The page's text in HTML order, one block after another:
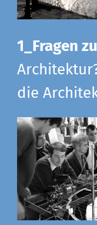
1_Fragen
die